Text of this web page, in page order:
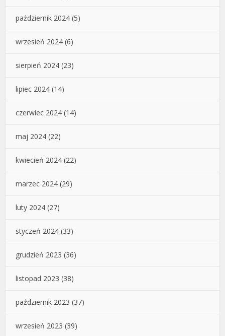
październik 2024 (5)
wrzesień 2024 (6)
sierpień 2024 (23)
lipiec 2024 (14)
czerwiec 2024 (14)
maj 2024 (22)
kwiecień 2024 (22)
marzec 2024 (29)
luty 2024 (27)
styczeń 2024 (33)
grudzień 2023 (36)
listopad 2023 (38)
październik 2023 (37)
wrzesień 2023 (39)